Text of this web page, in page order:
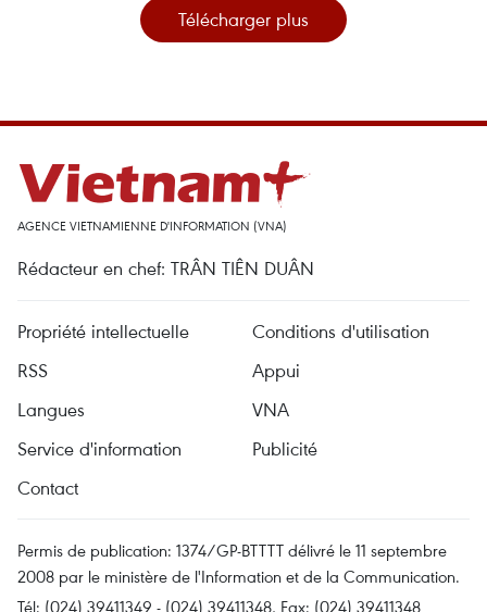
Télécharger plus
AGENCE VIETNAMIENNE D'INFORMATION (VNA)
Rédacteur en chef: TRÂN TIÊN DUÂN
Propriété intellectuelle
Conditions d'utilisation
RSS
Appui
Langues
VNA
Service d'information
Publicité
Contact
Permis de publication: 1374/GP-BTTTT délivré le 11 septembre
2008 par le ministère de l'Information et de la Communication.
Tél: (024) 39411349 - (024) 39411348, Fax: (024) 39411348